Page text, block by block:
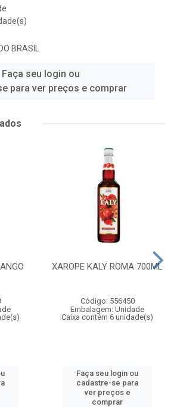
BRASIL
Faça seu login ou
para ver preços e comprar
XAROPE KALY ROMA 700ML
Código: 556450
Embalagem: Unidade
Caixa contém 6 unidade(s)
Faça seu login ou
cadastre-se para
ver preços e
comprar